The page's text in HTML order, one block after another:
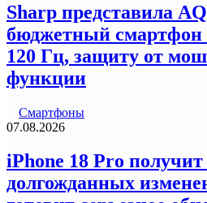
Sharp представила
бюджетный смартфон
120 Гц, защиту от
функции
Смартфоны
07.08.2026
iPhone 18 Pro
долгожданных